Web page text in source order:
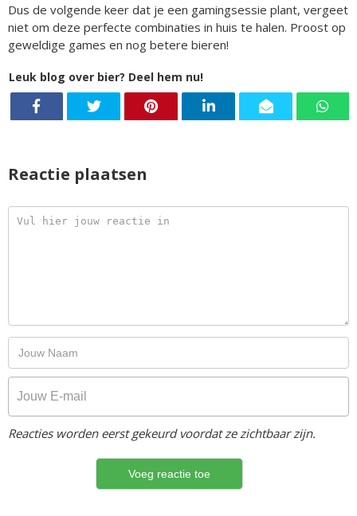
Dus de volgende keer dat je een gamingsessie plant, vergeet
niet om deze perfecte combinaties in huis te halen. Proost op
geweldige games en nog betere bieren!
Leuk blog over bier? Deel hem nu!
Reactie plaatsen
Reacties worden eerst gekeurd voordat ze zichtbaar zijn.